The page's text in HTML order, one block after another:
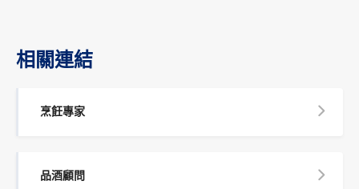
相關連結
烹飪專家
品酒顧問